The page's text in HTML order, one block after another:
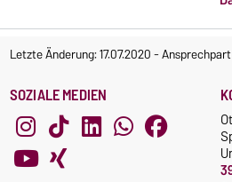
Letzte Änderung: 17.07.2020-
SOZIALE MEDIEN